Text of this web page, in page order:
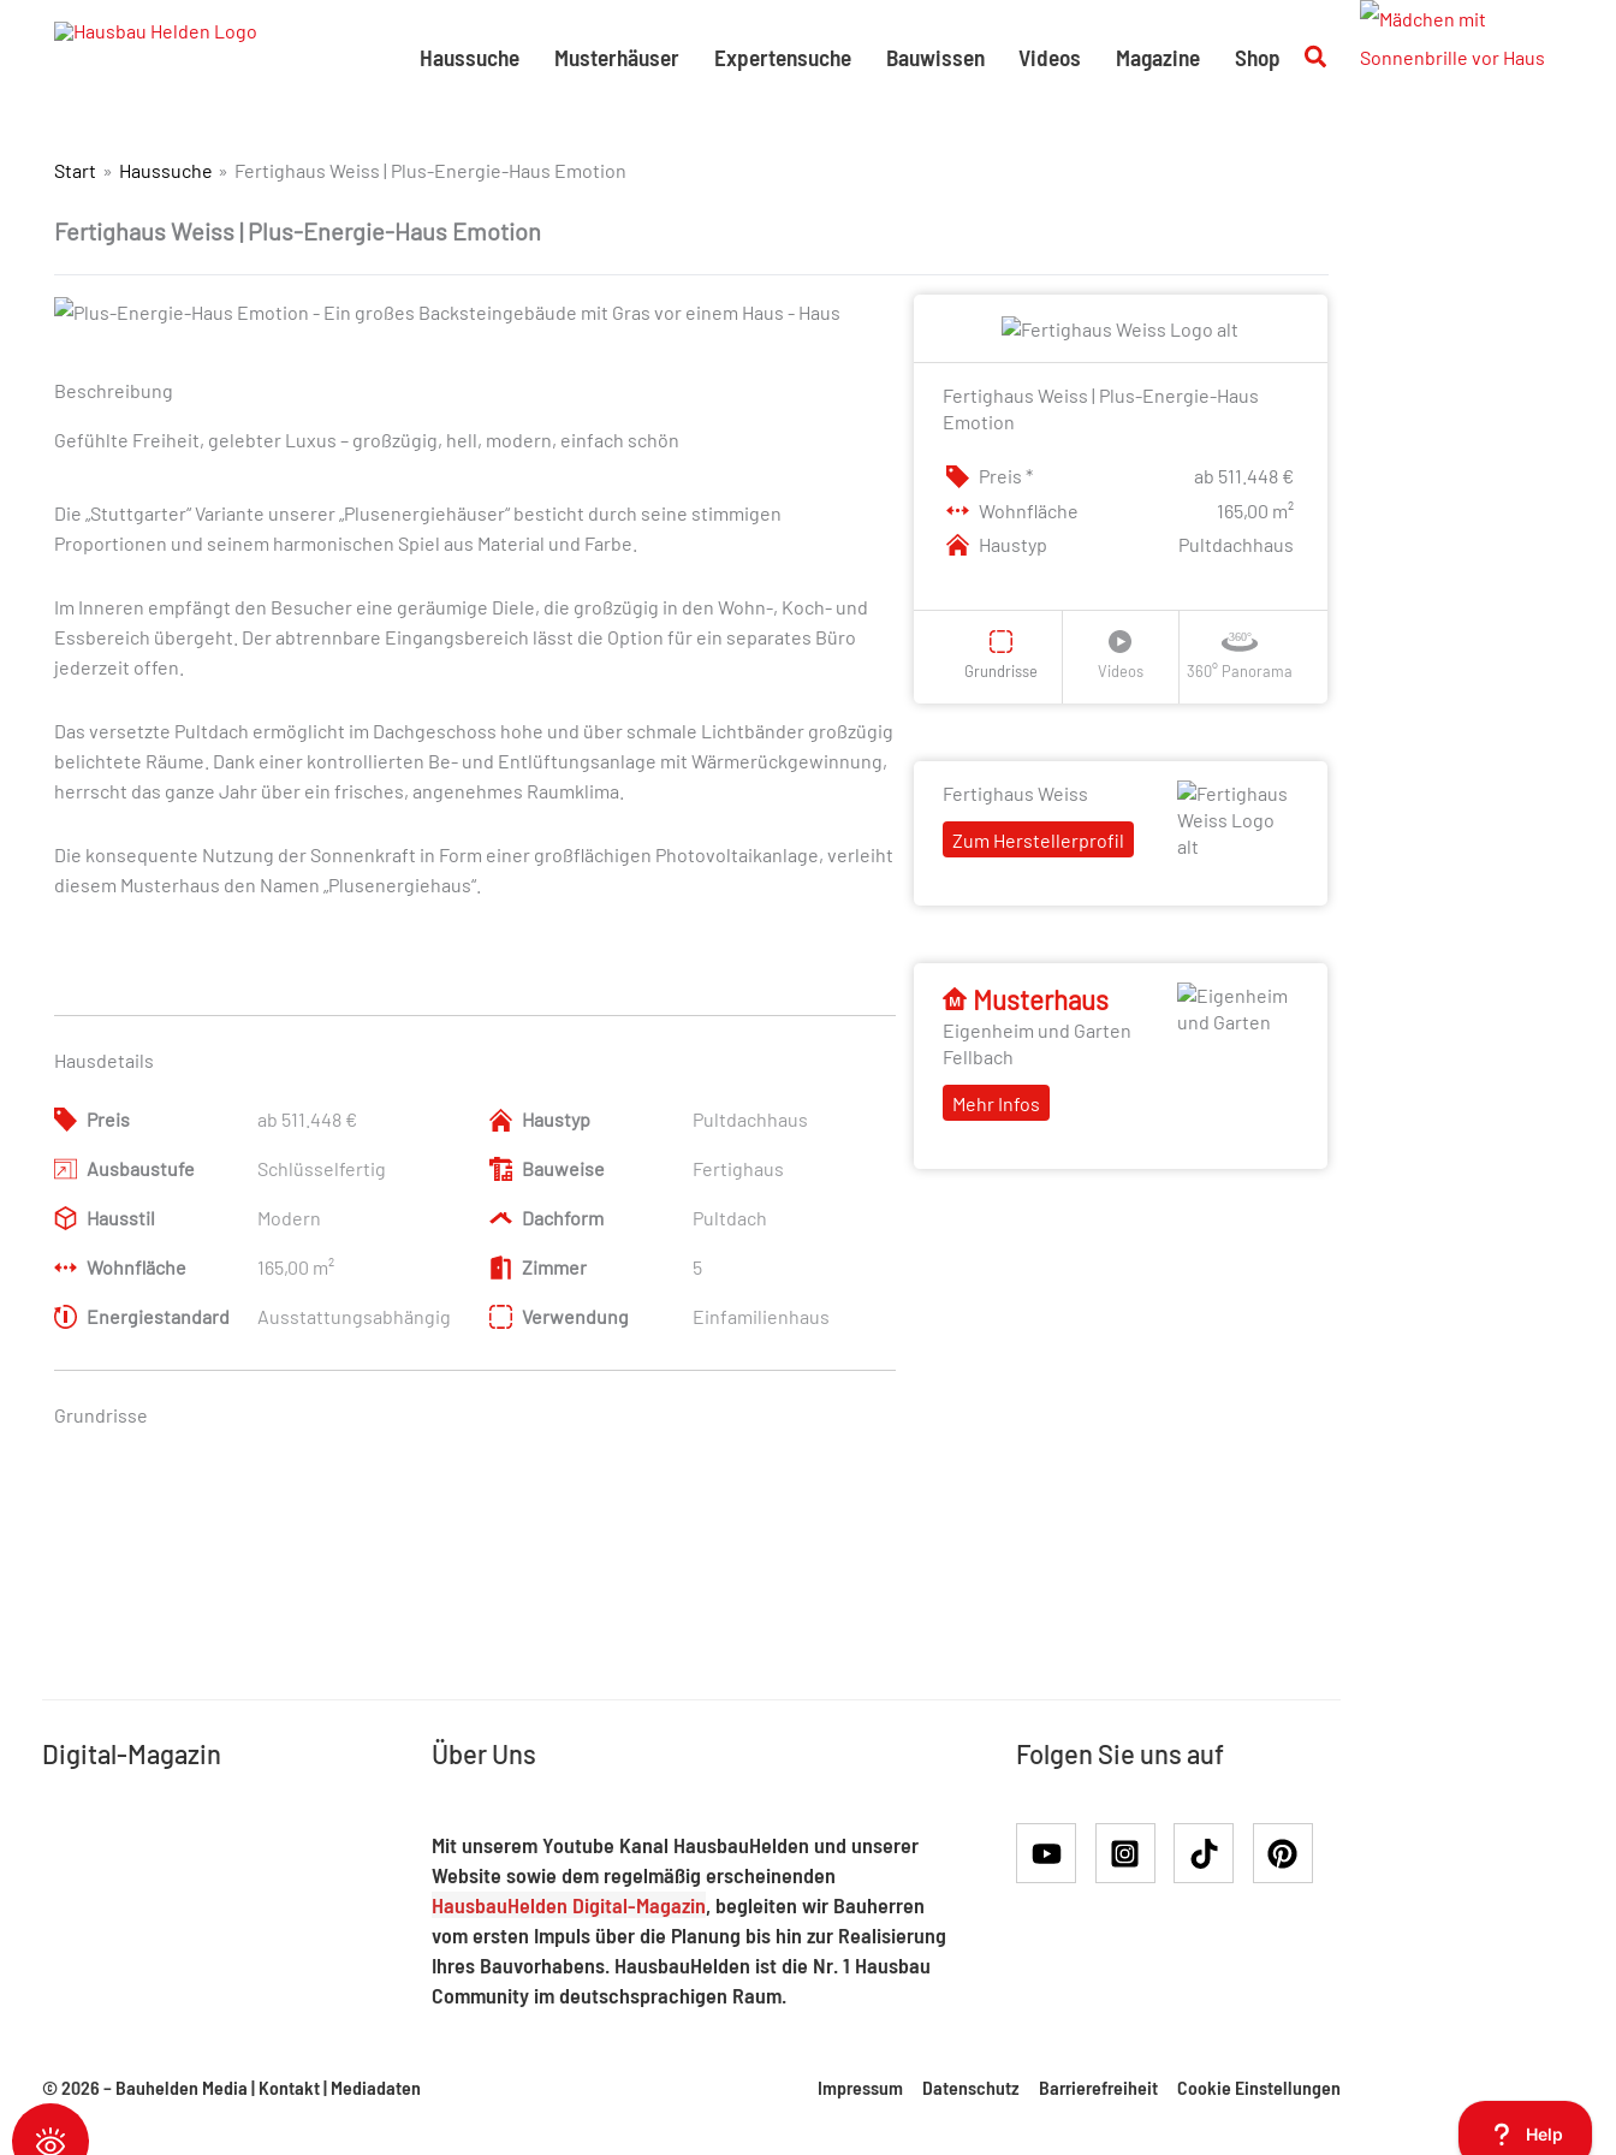
Haussuche Musterhäuser Expertensuche Bauwissen Videos Magazine Shop Suchen
Start Haussuche Fertighaus Weiss | Plus-Energie-Haus Emotion
Fertighaus Weiss | Plus-Energie-Haus Emotion
Beschreibung
Gefühlte Freiheit, gelebter Luxus – großzügig, hell, modern, einfach schön
Die „Stuttgarter“ Variante unserer „Plusenergiehäuser“ besticht durch seine stimmigen
Proportionen und seinem harmonischen Spiel aus Material und Farbe.
Im Inneren empfängt den Besucher eine geräumige Diele, die großzügig in den Wohn-, Koch- und
Essbereich übergeht. Der abtrennbare Eingangsbereich lässt die Option für ein separates Büro
jederzeit offen.
Das versetzte Pultdach ermöglicht im Dachgeschoss hohe und über schmale Lichtbänder großzügig
belichtete Räume. Dank einer kontrollierten Be- und Entlüftungsanlage mit Wärmerückgewinnung,
herrscht das ganze Jahr über ein frisches, angenehmes Raumklima.
Die konsequente Nutzung der Sonnenkraft in Form einer großflächigen Photovoltaikanlage, verleiht
diesem Musterhaus den Namen „Plusenergiehaus“.
Hausdetails
Preis ab 511.448 €
Ausbaustufe Schlüsselfertig
Hausstil Modern
Wohnfläche 165,00 m²
Energiestandard Ausstattungsabhängig
Haustyp Pultdachhaus
Bauweise Fertighaus
Dachform Pultdach
Zimmer 5
Verwendung Einfamilienhaus
Grundrisse
Fertighaus Weiss | Plus-Energie-Haus
Emotion
Preis *
ab 511.448 €
Wohnfläche
165,00 m²
Haustyp
Pultdachhaus
Grundrisse Videos 360° Panorama
Fertighaus Weiss
Zum Herstellerprofil
Musterhaus
Eigenheim und Garten
Fellbach
Mehr Infos
Digital-Magazin Über Uns
Mit unserem Youtube Kanal HausbauHelden und unserer
Website sowie dem regelmäßig erscheinenden
HausbauHelden Digital-Magazin, begleiten wir Bauherren
vom ersten Impuls über die Planung bis hin zur Realisierung
Ihres Bauvorhabens. HausbauHelden ist die Nr. 1 Hausbau
Community im deutschsprachigen Raum.
Folgen Sie uns auf
© 2026 – Bauhelden Media | Kontakt| Mediadaten Impressum Datenschutz Barrierefreiheit Cookie Einstellungen